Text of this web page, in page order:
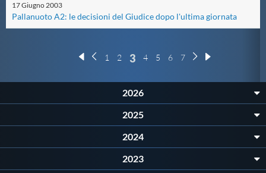
Privacy
Archivio News
17Giugno2003
Pallanuoto A2: le decisioni del Giudice dopo l'ultima giornata
1 2 3 4 5 6 7
2026
2025
2024
2023